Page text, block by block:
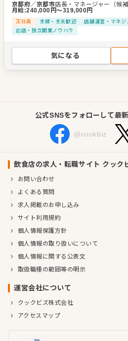
京都府／京都市店長・マネージャー（候補
月給:240,000 円〜319,000円
正社員 主婦・主夫歓迎 店舗運営・マネジ
出店・独立開業ノウハウ
気になる
公式SNSをフォローして最
@cookbiz
飲食店の求人・転職サイト クック
お問い合わせ
よくある質問
求人掲載のお申し込み
サイト利用規約
個人情報保護方針
個人情報の取り扱いについて
個人情報に関する公表文
取扱職種の範囲等の明示
運営会社について
クックビズ株式会社
アクセスマップ